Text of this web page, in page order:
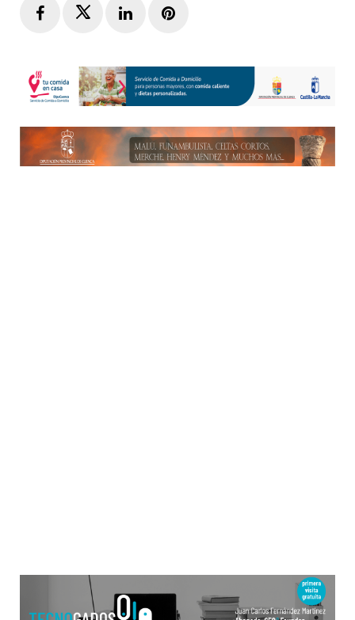
FacebookTwitterLinkedInPinterest